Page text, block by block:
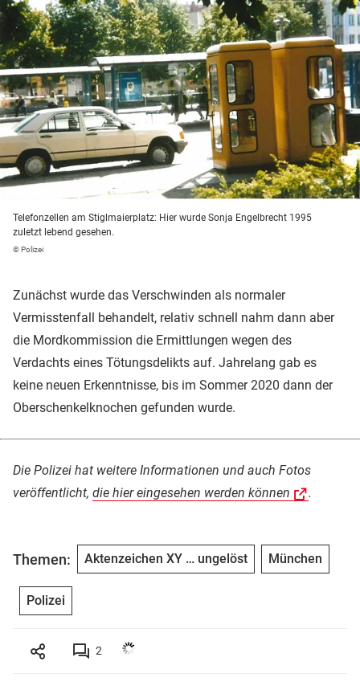
Telefonzellen am Stiglmaierplatz: Hier wurde Sonja Engelbrecht 1995
zuletzt lebend gesehen.
© Polizei
Zunächst wurde das Verschwinden als normaler
Vermisstenfall behandelt, relativ schnell nahm dann aber
die Mordkommission die Ermittlungen wegen des
Verdachts eines Tötungsdelikts auf. Jahrelang gab es
keine neuen Erkenntnisse, bis im Sommer 2020 dann der
Oberschenkelknochen gefunden wurde.
Die Polizei hat weitere Informationen und auch Fotos
veröffentlicht, die hier eingesehen werden können .
Themen: Aktenzeichen XY … ungelöst München
Polizei
2